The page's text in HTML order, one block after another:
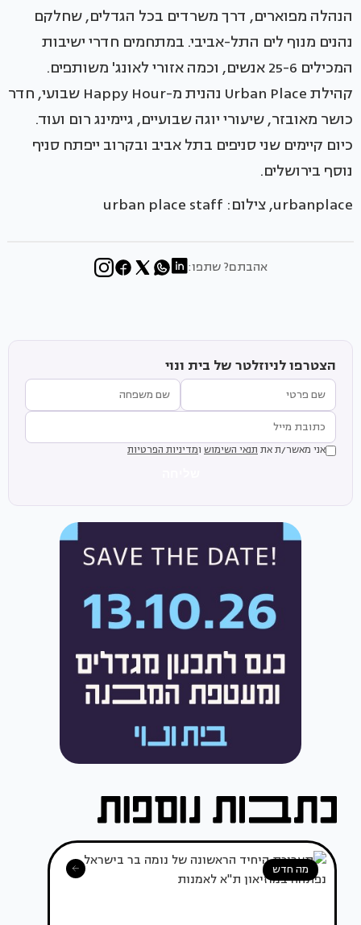
הנהלה מפוארים, דרך משרדים בכל הגדלים, שחלקם
נהנים מנוף לים התל-אביבי. במתחמים חדרי ישיבות
המכילים 25-6 אנשים, וכמה אזורי לאונג' משותפים.
קהילת Urban Place נהנית מ-Happy Hour שבועי, חדר
כושר מאובזר, שיעורי יוגה שבועיים, גיימינג רום ועוד.
כיום קיימים שני סניפים בתל אביב ובקרוב ייפתח סניף
נוסף בירושלים.
urbanplace, צילום: urban place staff
אהבתם? שתפו:
הצטרפו לניוזלטר של בית ונוי
אני מאשר/ת את תנאי השימוש ומדיניות הפרטיות
מה חדש